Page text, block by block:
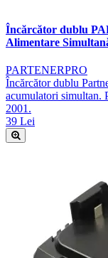
Încărcător dublu
Alimentare
PARTENERPRO
Încărcător dublu
acumulatori simultan.
2001.
39 Lei